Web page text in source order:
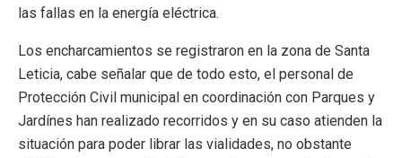
las fallas en la energía eléctrica.
Los encharcamientos se registraron en la zona de Santa
Leticia, cabe señalar que de todo esto, el personal de
Protección Civil municipal en coordinación con Parques y
Jardínes han realizado recorridos y en su caso atienden la
situación para poder librar las vialidades, no obstante